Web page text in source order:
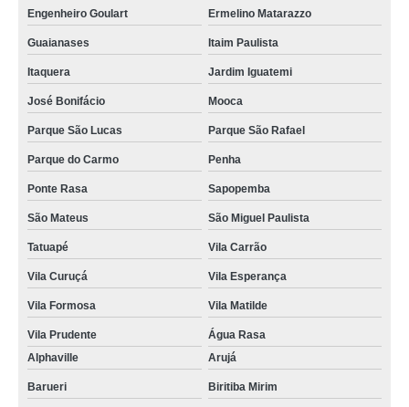
Engenheiro Goulart Ermelino Matarazzo
Guaianases Itaim Paulista
Itaquera Jardim Iguatemi
José Bonifácio Mooca
Parque São Lucas Parque São Rafael
Parque do Carmo Penha
Ponte Rasa Sapopemba
São Mateus São Miguel Paulista
Tatuapé Vila Carrão
Vila Curuçá Vila Esperança
Vila Formosa Vila Matilde
Vila Prudente
Água Rasa
Alphaville
Arujá
Barueri Biritiba Mirim